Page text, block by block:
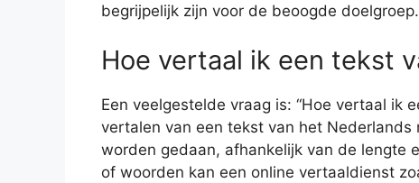
begrijpelijk zijn voor de beoogde doelgroep.
Hoe vertaal ik een tekst
Een veelgestelde vraag is: “Hoe vertaal ik
vertalen van een tekst van het Nederlands
worden gedaan, afhankelijk van de lengte
of woorden kan een online vertaaldienst